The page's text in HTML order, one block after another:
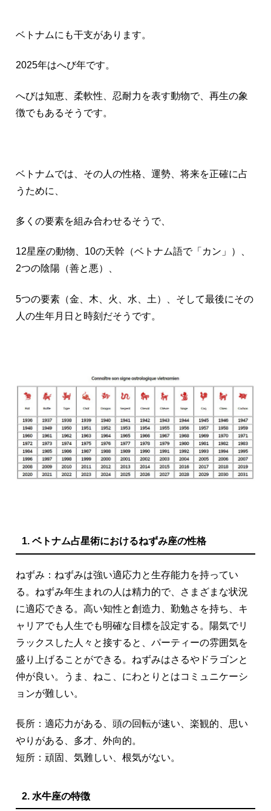
ベトナムにも干支があります。
2025年はへび年です。
へびは知恵、柔軟性、忍耐力を表す動物で、再生の象
徴でもあるそうです。
ベトナムでは、その人の性格、運勢、将来を正確に占
うために、
多くの要素を組み合わせるそうで、
12星座の動物、10の天幹（ベトナム語で「カン」）、
2つの陰陽（善と悪）、
5つの要素（金、木、火、水、土）、そして最後にその
人の生年月日と時刻だそうです。
1. ベトナム占星術におけるねずみ座の性格
ねずみ：ねずみは強い適応力と生存能力を持ってい
る。ねずみ年生まれの人は精力的で、さまざまな状況
に適応できる。高い知性と創造力、勤勉さを持ち、キ
ャリアでも人生でも明確な目標を設定する。陽気でリ
ラックスした人々と接すると、パーティーの雰囲気を
盛り上げることができる。ねずみはさるやドラゴンと
仲が良い。うま、ねこ、にわとりとはコミュニケーシ
ョンが難しい。
長所：適応力がある、頭の回転が速い、楽観的、思い
やりがある、多才、外向的。
短所：頑固、気難しい、根気がない。
2. 水牛座の特徴